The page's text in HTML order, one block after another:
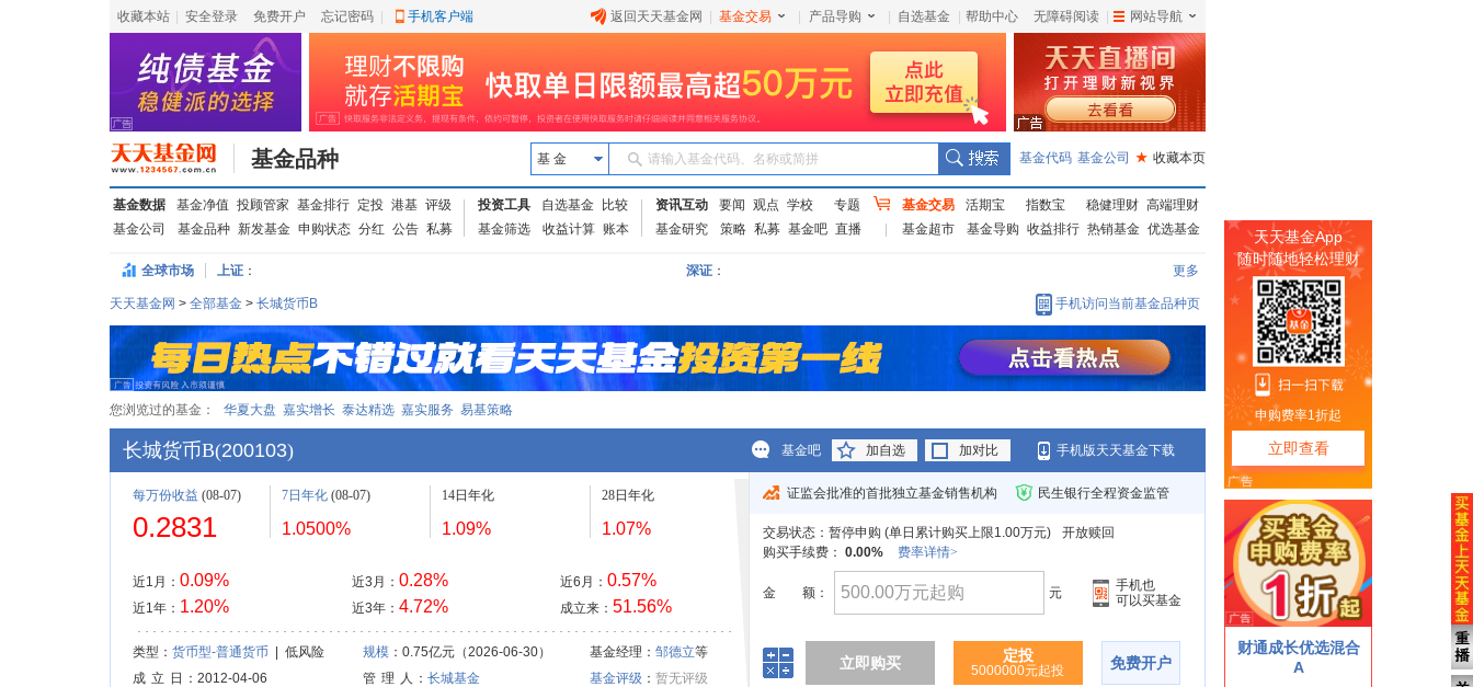
收藏本站 安全登录 免费开户 忘记密码 手机客户端 返回天天基金网 基金交易 产品导购 自选基金 帮助中心 无障碍阅读 网站导航
基金品种 基 金 请输入基金代码、名称或简拼 基金代码 基金公司 ★ 收藏本页
基金数据 基金净值 投顾管家 基金排行 定投 港基 评级
基金公司
基金品种 新发基金 申购状态 分红 公告 私募
投资工具 自选基金
比较
基金筛选
收益计算 账本
资讯互动 要闻 观点 学校
专题
基金研究
策略 私募 基金吧 直播
基金交易 活期宝 指数宝 稳健理财 高端理财
基金超市
基金导购 收益排行 热销基金 优选基金
全球市场 上证： 深证： 更多
天天基金网 > 全部基金 > 长城货币B 手机访问当前基金品种页
您浏览过的基金： 华夏大盘 嘉实增长 泰达精选 嘉实服务 易基策略
长城货币B(200103) 基金吧 加自选 加对比 手机版天天基金下载
每万份收益 (08-07)
0.2831
7日年化 (08-07)
1.0500%
14日年化
1.09%
28日年化
1.07%
近1月： 0.09%
近1年： 1.20%
近3月： 0.28%
近3年： 4.72%
近6月： 0.57%
成立来： 51.56%
类型： 货币型-普通货币 | 低风险 规模：0.75亿元（2026-06-30） 基金经理： 邹德立等
成 立 日
：2012-04-06 管 理 人 ： 长城基金 基金评级 ： 暂无评级
证监会批准的首批独立基金销售机构 民生银行全程资金监管
交易状态： 暂停申购 (单日累计购买上限1.00万元)
开放赎回
购买手续费： 0.00% 费率详情>
金 额： 元
手机也
可以买基金
立即购买 定投
5000000元起投 免费开户